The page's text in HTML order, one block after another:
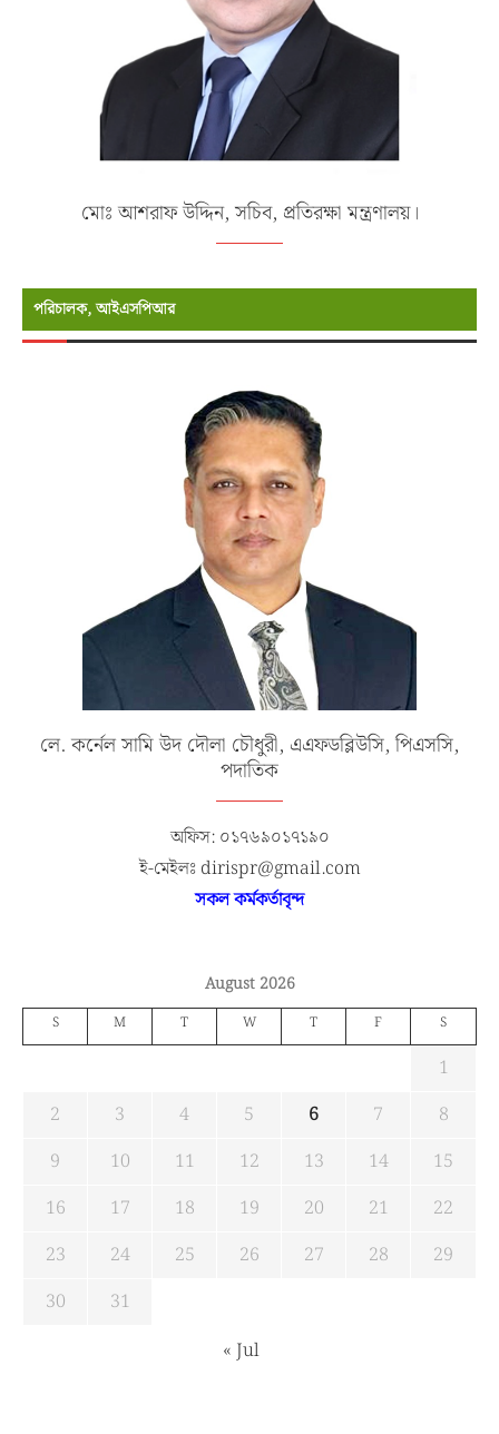
মোঃ আশরাফ উদ্দিন, সচিব, প্রতিরক্ষা মন্ত্রণালয়।
পরিচালক, আইএসপিআর
লে. কর্নেল সামি উদ দৌলা চৌধুরী, এএফডব্লিউসি, পিএসসি,
পদাতিক
অফিস: ০১৭৬৯০১৭১৯০
ই-মেইলঃ dirispr@gmail.com
সকল কর্মকর্তাবৃন্দ
August 2026
S M T W T F S
1
2
3 4 5 6 7
8
9
10 11 12 13 14
15
16
17 18 19 20 21
22
23
24 25 26 27 28
29
30
31
« Jul